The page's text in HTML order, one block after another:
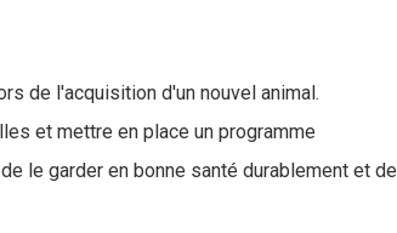
de l'acquisition d'un nouvel animal.
et mettre en place un programme
le garder en bonne santé durablement et de